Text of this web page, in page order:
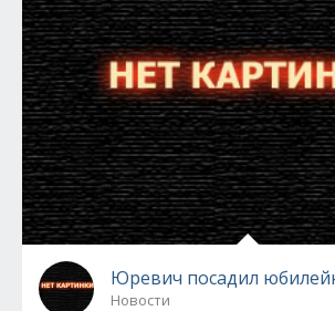
Юревич посадил
Новости